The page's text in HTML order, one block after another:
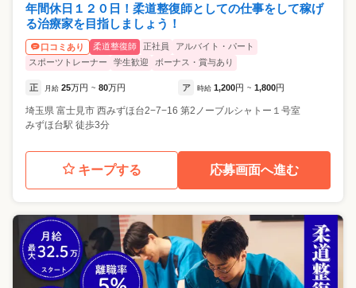
年間休日１２０日！柔道整復師としての仕事をして稼げ
る治療家を目指しましょう！
口コミあり 柔道整復師 正社員
アルバイト・パート
スポーツトレーナー
学生歓迎 ボーナス・賞与あり
正 月給 25万円 ~ 80万円 ア 時給 1,200円 ~ 1,800円
埼玉県 富士見市 西みずほ台2−7−16 第2ノーブルシャトー１号室
みずほ台駅 徒歩3分
キープする 応募画面へ進む